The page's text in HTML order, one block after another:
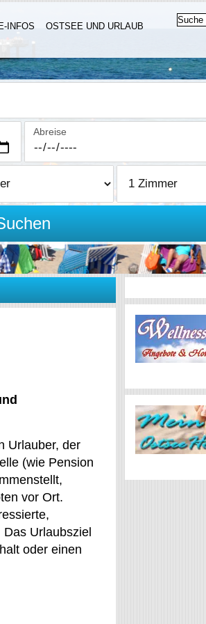
INFOS
OSTSEE UND URLAUB
Abreise
Urlauber, der
(wie Pension
vor Ort.
Urlaubsziel
oder einen